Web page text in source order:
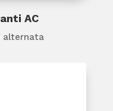
AC
alternata